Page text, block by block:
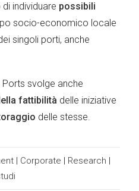
individuare possibili
socio-economico locale
singoli porti, anche
Ports svolge anche
fattibilità delle iniziative
delle stesse.
| Corporate | Research |